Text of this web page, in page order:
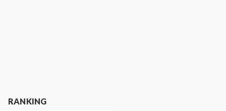
RANKING